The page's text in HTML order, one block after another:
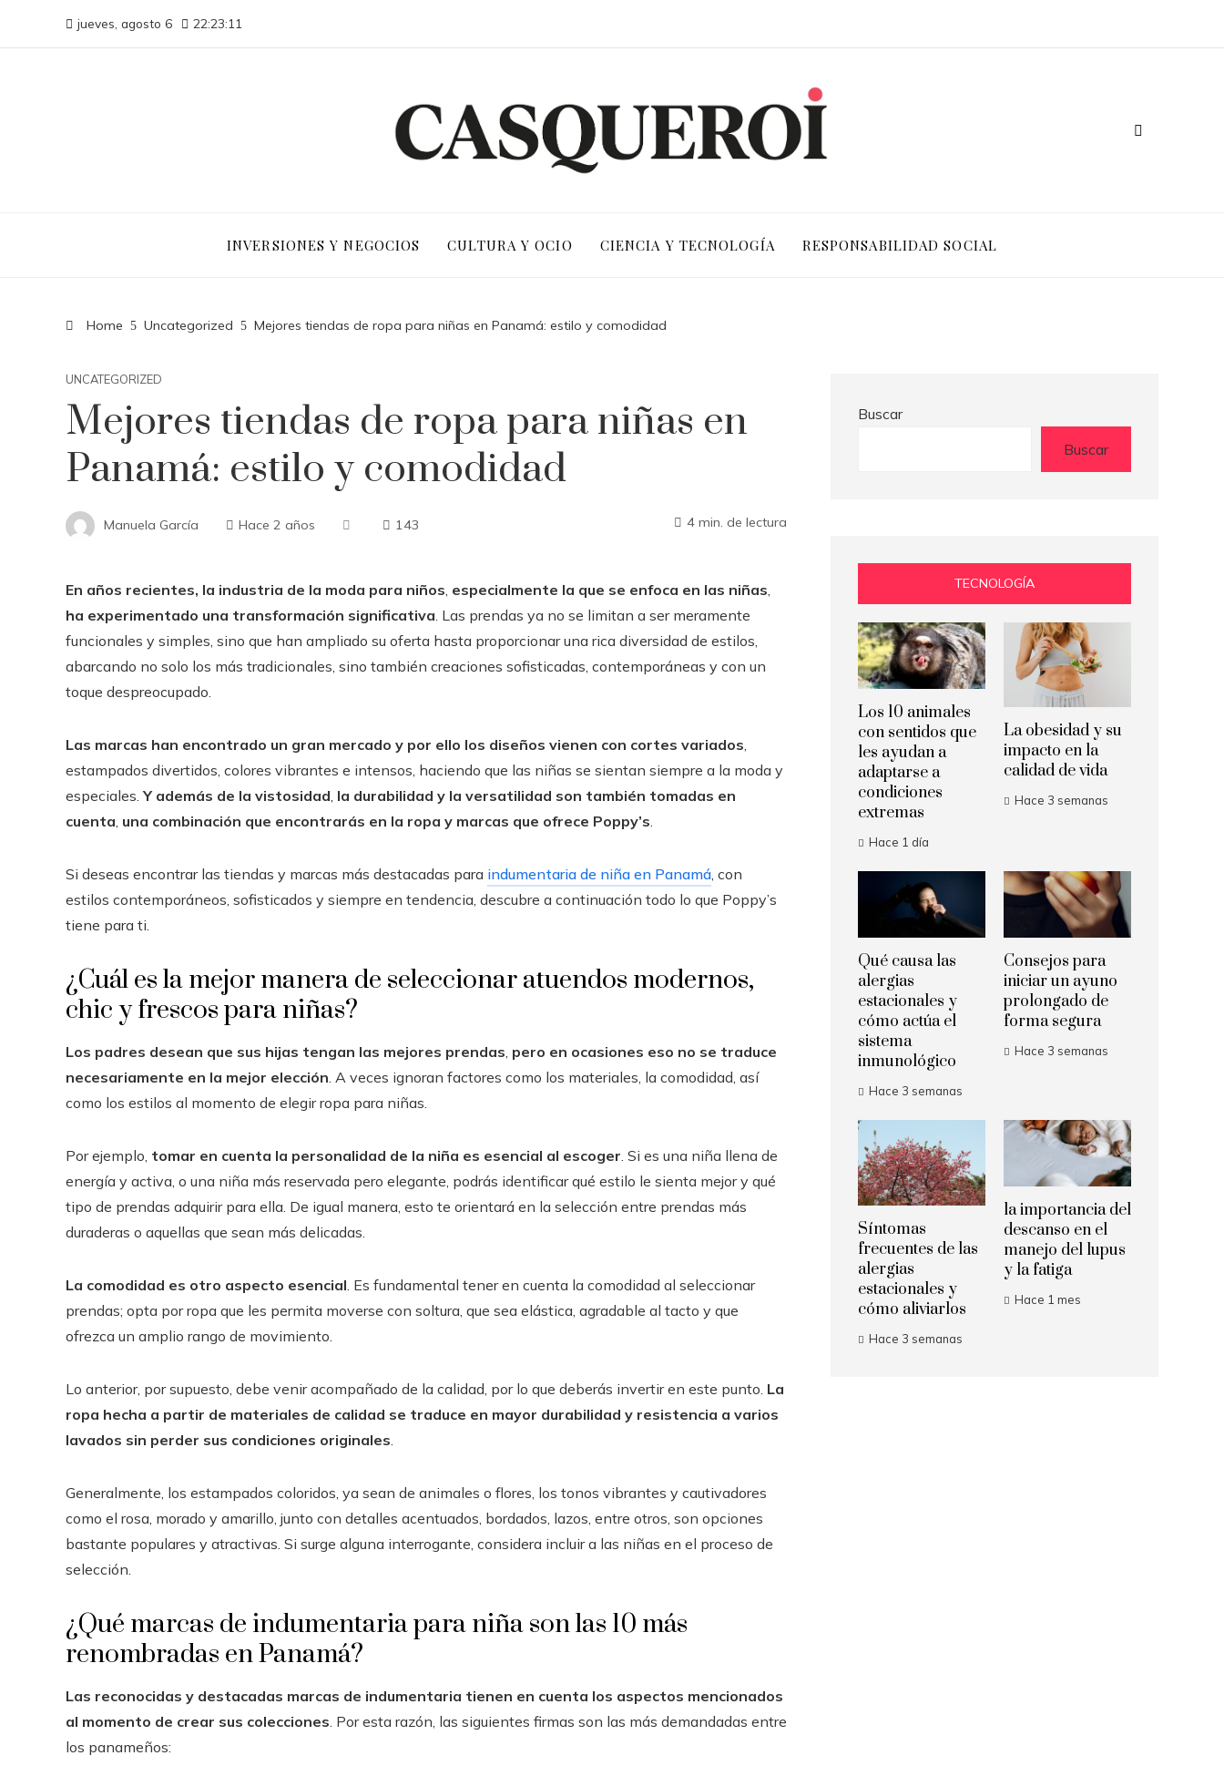
jueves, agosto 6 22:23:12
INVERSIONES Y NEGOCIOS CULTURA Y OCIO CIENCIA Y TECNOLOGÍA RESPONSABILIDAD SOCIAL
Home Uncategorized Mejores tiendas de ropa para niñas en Panamá: estilo y comodidad
UNCATEGORIZED
Mejores tiendas de ropa para niñas en
Panamá: estilo y comodidad
Manuela García Hace 2 años 143 4 min. de lectura
En años recientes, la industria de la moda para niños, especialmente la que se enfoca en las niñas,
ha experimentado una transformación significativa. Las prendas ya no se limitan a ser meramente
funcionales y simples, sino que han ampliado su oferta hasta proporcionar una rica diversidad de estilos,
abarcando no solo los más tradicionales, sino también creaciones sofisticadas, contemporáneas y con un
toque despreocupado.
Las marcas han encontrado un gran mercado y por ello los diseños vienen con cortes variados,
estampados divertidos, colores vibrantes e intensos, haciendo que las niñas se sientan siempre a la moda y
especiales.Y además de la vistosidad, la durabilidad y la versatilidad son también tomadas en
cuenta, una combinación que encontrarás en la ropa y marcas que ofrece Poppy’s.
Si deseas encontrar las tiendas y marcas más destacadas para indumentaria de niña en Panamá, con
estilos contemporáneos, sofisticados y siempre en tendencia, descubre a continuación todo lo que Poppy’s
tiene para ti.
¿Cuál es la mejor manera de seleccionar atuendos modernos,
chic y frescos para niñas?
Los padres desean que sus hijas tengan las mejores prendas, pero en ocasiones eso no se traduce
necesariamente en la mejor elección. A veces ignoran factores como los materiales, la comodidad, así
como los estilos al momento de elegir ropa para niñas.
Por ejemplo, tomar en cuenta la personalidad de la niña es esencial al escoger. Si es una niña llena de
energía y activa, o una niña más reservada pero elegante, podrás identificar qué estilo le sienta mejor y qué
tipo de prendas adquirir para ella. De igual manera, esto te orientará en la selección entre prendas más
duraderas o aquellas que sean más delicadas.
La comodidad es otro aspecto esencial. Es fundamental tener en cuenta la comodidad al seleccionar
prendas; opta por ropa que les permita moverse con soltura, que sea elástica, agradable al tacto y que
ofrezca un amplio rango de movimiento.
Lo anterior, por supuesto, debe venir acompañado de la calidad, por lo que deberás invertir en este punto. La
ropa hecha a partir de materiales de calidad se traduce en mayor durabilidad y resistencia a varios
lavados sin perder sus condiciones originales.
Generalmente, los estampados coloridos, ya sean de animales o flores, los tonos vibrantes y cautivadores
como el rosa, morado y amarillo, junto con detalles acentuados, bordados, lazos, entre otros, son opciones
bastante populares y atractivas. Si surge alguna interrogante, considera incluir a las niñas en el proceso de
selección.
¿Qué marcas de indumentaria para niña son las 10 más
renombradas en Panamá?
Las reconocidas y destacadas marcas de indumentaria tienen en cuenta los aspectos mencionados
al momento de crear sus colecciones. Por esta razón, las siguientes firmas son las más demandadas entre
los panameños:
Buscar
Buscar
TECNOLOGÍA
Los 10 animales
con sentidos que
les ayudan a
adaptarse a
condiciones
extremas
Hace 1 día
La obesidad y su
impacto en la
calidad de vida
Hace 3 semanas
Qué causa las
alergias
estacionales y
cómo actúa el
sistema
inmunológico
Hace 3 semanas
Consejos para
iniciar un ayuno
prolongado de
forma segura
Hace 3 semanas
Síntomas
frecuentes de las
alergias
estacionales y
cómo aliviarlos
Hace 3 semanas
la importancia del
descanso en el
manejo del lupus
y la fatiga
Hace 1 mes